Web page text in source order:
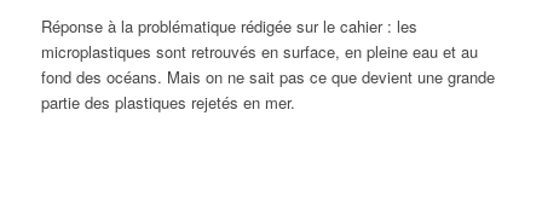
Réponse à la problématique rédigée sur le cahier : les
microplastiques sont retrouvés en surface, en pleine eau et au
fond des océans. Mais on ne sait pas ce que devient une grande
partie des plastiques rejetés en mer.